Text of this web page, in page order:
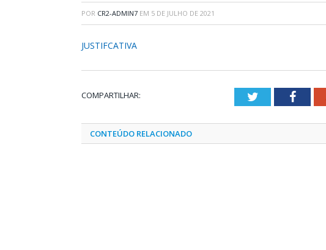
POR CR2-ADMIN7 EM 5 DE JULHO DE 2021
JUSTIFCATIVA
COMPARTILHAR: Twitter
CONTEÚDO RELACIONADO